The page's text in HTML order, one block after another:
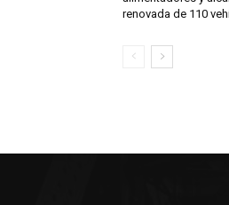
renovada de 110